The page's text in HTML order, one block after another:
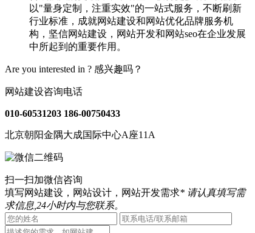
以"量身定制，注重实效"的一站式服务，不断刷新
行业标准，成就网站建设和网站优化品牌服务机
构，坚信网站建设，网站开发和网站seo在企业发展
中所起到的重要作用。
Are you interested in ? 感兴趣吗？
网站建设咨询电话
010-60531203 186-00750433
北京朝阳金隅大成国际中心A座11A
扫一扫加微信咨询
填写网站建设，网站设计，网站开发需求* 请认真填写需
求信息,24小时内与您联系。